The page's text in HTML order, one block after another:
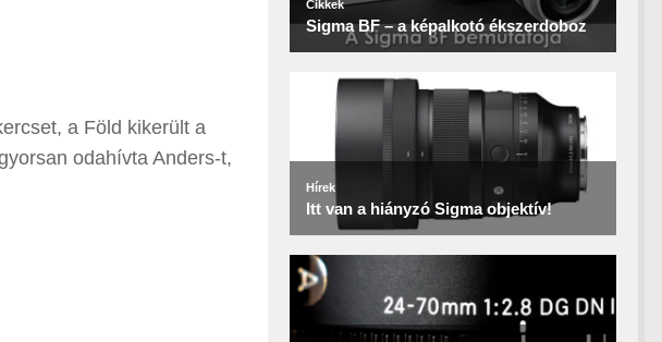
a Föld kikerült a
odahívta Anders-t,